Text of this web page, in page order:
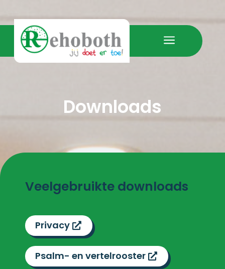
a
Downloads
Veelgebruikte downloads
Privacy
Psalm- en vertelrooster